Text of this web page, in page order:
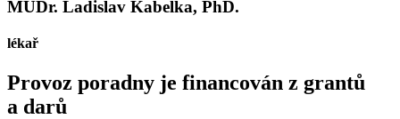
MUDr. Ladislav Kabelka, PhD.
lékař
Provoz poradny je financován z grantů
a darů